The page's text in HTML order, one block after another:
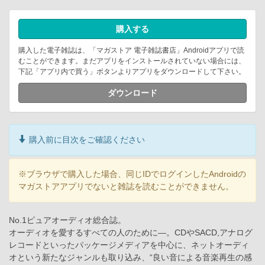
購入する
購入した電子雑誌は、「マガストア 電子雑誌書店」Androidアプリで読
むことができます。まだアプリをインストールされていない場合には、
下記「アプリ内で買う」ボタンよりアプリをダウンロードして下さい。
ダウンロード
購入前に目次をご確認ください
※ブラウザで購入した場合、同じIDでログインしたAndroidの
マガストアアプリでないと雑誌を読むことができません。
No.1ピュアオーディオ総合誌。
オーディオを愛するすべての人のために―。CDやSACD,アナログ
レコードといったパッケージメディアを中心に、ネットオーディ
オという新たなジャンルも取り込み、“良い音による音楽再生の感